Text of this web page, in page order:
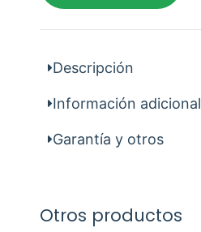
Descripción
Información adicional
Garantía y otros
Otros productos